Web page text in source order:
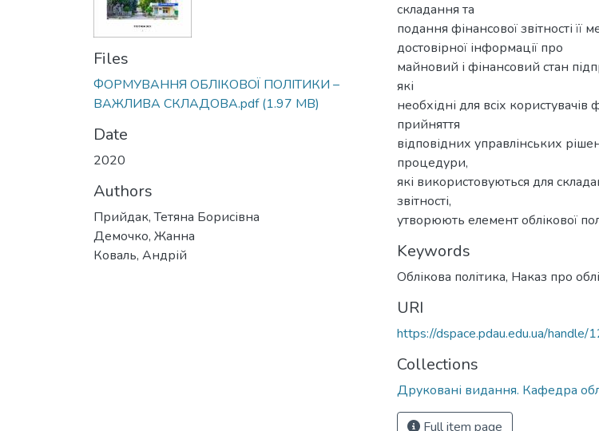
Files
ФОРМУВАННЯ ОБЛІКОВОЇ ПОЛІТИКИ –
ВАЖЛИВА СКЛАДОВА.pdf(1.97 MB)
Date
2020
Authors
Прийдак, Тетяна Борисівна
Демочко, Жанна
Коваль, Андрій
складання та
подання фінансової звітності
достовірної інформації про
майновий і фінансовий стан
які
необхідні для всіх користувачів
прийняття
відповідних управлінських
процедури,
які використовуються для
звітності,
утворюють елемент облікової
Keywords
Облікова політика, Наказ про
URI
https://dspace.pdau.edu.ua/
Collections
Друковані видання. Кафедра
Full item page